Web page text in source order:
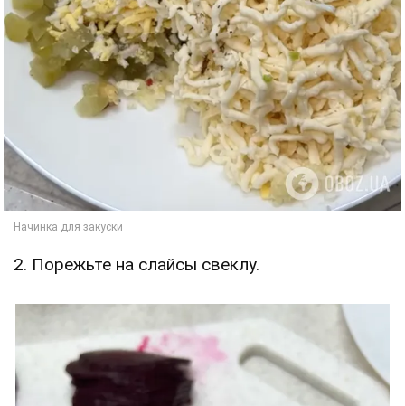
2. Порежьте на слайсы свеклу.